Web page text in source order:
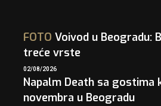
FOTO Voivod u Beogradu:
treće vrste
02/08/2026
Napalm Death sa gostima
novembra u Beogradu